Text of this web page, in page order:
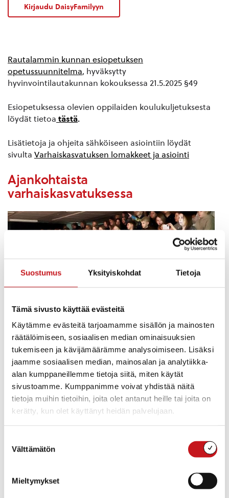
Suostumus Yksityiskohdat Tietoja
Tämä sivusto käyttää evästeitä
Käytämme evästeitä tarjoamamme sisällön ja mainosten
räätälöimiseen, sosiaalisen median ominaisuuksien
tukemiseen ja kävijämäärämme analysoimiseen. Lisäksi
jaamme sosiaalisen median, mainosalan ja analytiikka-
alan kumppaneillemme tietoja siitä, miten käytät
sivustoamme. Kumppanimme voivat yhdistää näitä
tietoja muihin tietoihin, joita olet antanut heille tai joita on
kerätty, kun olet käyttänyt heidän palvelujaan.
valinta
Välttämätön
Mieltymykset
Kirjaudu DaisyFamilyyn
Rautalammin kunnan esiopetuksen
opetussuunnitelma, hyväksytty
hyvinvointilautakunnan kokouksessa 21.5.2025 §49
Esiopetuksessa olevien oppilaiden koulukuljetuksesta
löydät tietoa tästä.
Lisätietoja ja ohjeita sähköiseen asiointiin löydät
sivulta Varhaiskasvatuksen lomakkeet ja asiointi
Ajankohtaista
varhaiskasvatuksessa
KOULUT KULTTUURI NUORISOTYÖ
VARHAISKASVATUS
29.2.2024 — 18:26
Lasten ja nuorten runoja Rautalammilla
Rautalammilla järjestettiin Kalikkakasa -kirjoituskilpailu
lapsille ja nuorille loka-marraskuussa. Tavoitteena kilpailussa
oli lukea, kuunnella ja kirjoittaa runoja niin yhdessä kuin yksin.
Runojuhlia...